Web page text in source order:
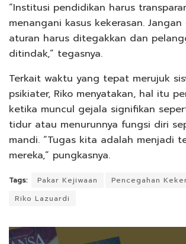
“Institusi pendidikan harus
menangani kasus kekerasan.
aturan harus ditegakkan dan
ditindak,” tegasnya.
Terkait waktu yang tepat merujuk
psikiater, Riko menyatakan, hal itu
ketika muncul gejala signifikan
tidur atau menurunnya fungsi diri
mandi. “Tugas kita adalah menjadi
mereka,” pungkasnya.
Tags: Pakar Kejiwaan
Pencegahan
Riko Lazuardi